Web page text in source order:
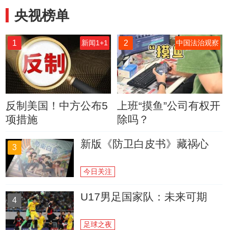
央视榜单
1 新闻1+1
反制美国！中方公布5
项措施
2 中国法治观察
上班“摸鱼”公司有权开
除吗？
3 新版《防卫白皮书》藏祸心
今日关注
4 U17男足国家队：未来可期
足球之夜